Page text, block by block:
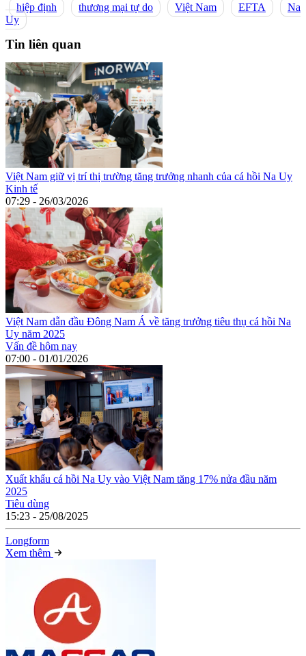
hiệp định
thương mại tự do Việt Nam EFTA
Na
Uy
Tin liên quan
Việt Nam giữ vị trí thị trường tăng trưởng nhanh của cá hồi Na Uy
Kinh tế
07:29 - 26/03/2026
Việt Nam dẫn đầu Đông Nam Á về tăng trưởng tiêu thụ cá hồi Na
Uy năm 2025
Vấn đề hôm nay
07:00 - 01/01/2026
Xuất khẩu cá hồi Na Uy vào Việt Nam tăng 17% nửa đầu năm
2025
Tiêu dùng
15:23 - 25/08/2025
Longform
Xem thêm